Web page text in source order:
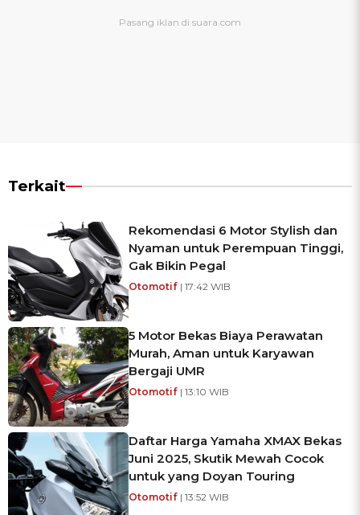
Terkait
Rekomendasi 6 Motor Stylish dan
Nyaman untuk Perempuan Tinggi,
Gak Bikin Pegal
Otomotif | 17:42 WIB
5 Motor Bekas Biaya Perawatan
Murah, Aman untuk Karyawan
Bergaji UMR
Otomotif | 13:10 WIB
Daftar Harga Yamaha XMAX Bekas
Juni 2025, Skutik Mewah Cocok
untuk yang Doyan Touring
Otomotif | 13:52 WIB